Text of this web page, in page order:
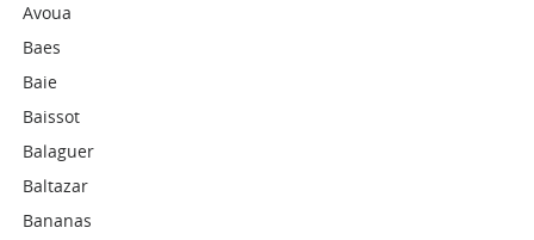
Avoua
Baes
Baie
Baissot
Balaguer
Baltazar
Bananas